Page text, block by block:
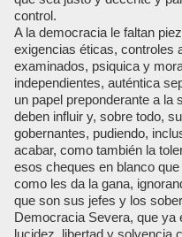
control.
A la democracia le faltan
exigencias éticas, controles
examinados, psiquica y
independientes, auténtica
un papel preponderante a la
deben influir y, sobre todo,
gobernantes, pudiendo,
acabar, como también la
esos cheques en blanco
como les da la gana,
que son sus jefes y los
Democracia Severa, que ya